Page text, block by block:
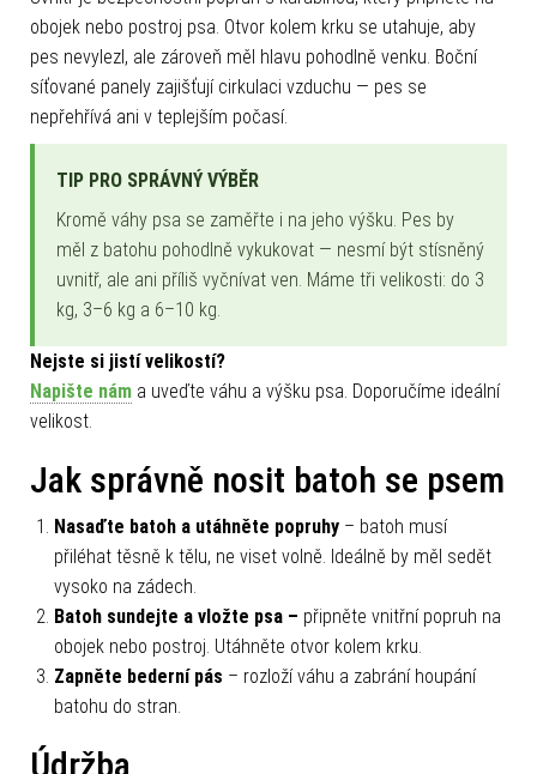
Uvnitř je bezpečnostní popruh s karabinou, který připnete na
obojek nebo postroj psa. Otvor kolem krku se utahuje, aby
pes nevylezl, ale zároveň měl hlavu pohodlně venku. Boční
síťované panely zajišťují cirkulaci vzduchu — pes se
nepřehřívá ani v teplejším počasí.
TIP PRO SPRÁVNÝ VÝBĚR
Kromě váhy psa se zaměřte i na jeho výšku. Pes by
měl z batohu pohodlně vykukovat — nesmí být stísněný
uvnitř, ale ani příliš vyčnívat ven. Máme tři velikosti: do 3
kg, 3–6 kg a 6–10 kg.
Nejste si jistí velikostí?
Napište nám
Jak správně nosit batoh se psem
Nasaďte batoh a utáhněte popruhy– batoh musí
přiléhat těsně k tělu, ne viset volně. Ideálně by měl sedět
vysoko na zádech.
Batoh sundejte a vložte psa –připněte vnitřní popruh na
obojek nebo postroj. Utáhněte otvor kolem krku.
Zapněte bederní pás